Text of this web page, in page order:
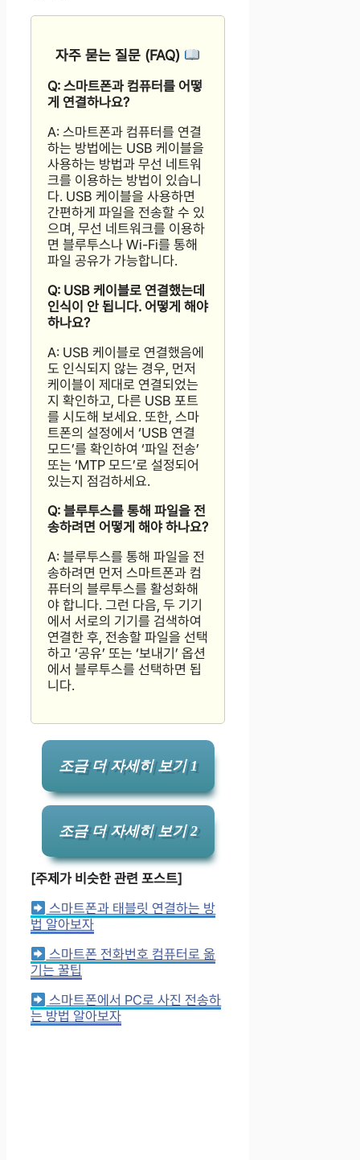
자주 묻는 질문 (FAQ)
Q: 스마트폰과 컴퓨터를 어떻
게 연결하나요?
A: 스마트폰과 컴퓨터를 연결
하는 방법에는 USB 케이블을
사용하는 방법과 무선 네트워
크를 이용하는 방법이 있습니
다. USB 케이블을 사용하면
간편하게 파일을 전송할 수 있
으며, 무선 네트워크를 이용하
면 블루투스나 Wi-Fi를 통해
파일 공유가 가능합니다.
Q: USB 케이블로 연결했는데
인식이 안 됩니다. 어떻게 해야
하나요?
A: USB 케이블로 연결했음에
도 인식되지 않는 경우, 먼저
케이블이 제대로 연결되었는
지 확인하고, 다른 USB 포트
를 시도해 보세요. 또한, 스마
트폰의 설정에서 ‘USB 연결
모드’를 확인하여 ‘파일 전송’
또는 ‘MTP 모드’로 설정되어
있는지 점검하세요.
Q: 블루투스를 통해 파일을 전
송하려면 어떻게 해야 하나요?
A: 블루투스를 통해 파일을 전
송하려면 먼저 스마트폰과 컴
퓨터의 블루투스를 활성화해
야 합니다. 그런 다음, 두 기기
에서 서로의 기기를 검색하여
연결한 후, 전송할 파일을 선택
하고 ‘공유’ 또는 ‘보내기’ 옵션
에서 블루투스를 선택하면 됩
니다.
조금 더 자세히 보기 1
조금 더 자세히 보기 2
[주제가 비슷한 관련 포스트]
스마트폰과 태블릿 연결하는 방
법 알아보자
스마트폰 전화번호 컴퓨터로 옮
기는 꿀팁
스마트폰에서 PC로 사진 전송하
는 방법 알아보자